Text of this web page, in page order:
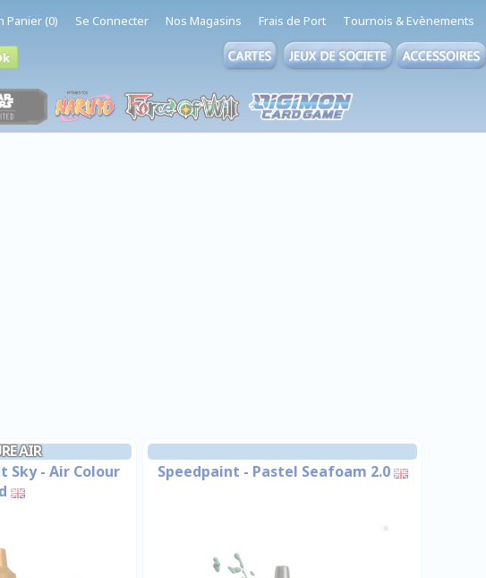
Panier (0) Se Connecter Nos Magasins Frais de Port Tournois & Evènements
AIR
Sky - Air Colour
Speedpaint - Pastel Seafoam 2.0